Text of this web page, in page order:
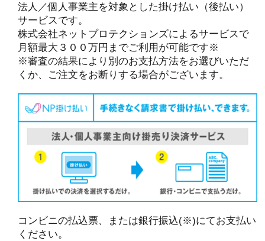
法人／個人事業主を対象とした掛け払い（後払い）
サービスです。
株式会社ネットプロテクションズによるサービスで
月額最大３００万円までご利用が可能です※
※審査の結果により別のお支払方法をお選びいただ
くか、ご注文をお断りする場合がございます。
コンビニの払込票、または銀行振込(※)にてお支払い
ください。